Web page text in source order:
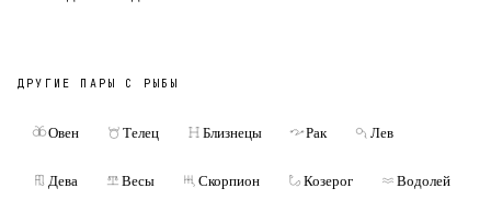
ДРУГИЕ ПАРЫ С РЫБЫ
Овен Телец Близнецы Рак Лев
Дева Весы Скорпион Козерог Водолей